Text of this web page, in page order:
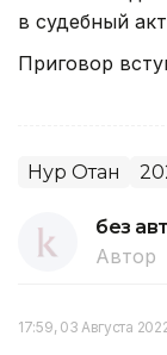
в судебный
Приговор
Нур Отан
без
Автор
17:59, 03 Августа